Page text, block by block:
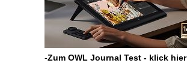
-Zum OWL Journal Test - klick hier